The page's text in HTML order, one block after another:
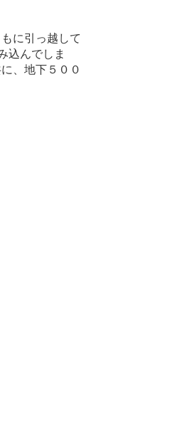
に引っ越して
込んでしま
、地下５００